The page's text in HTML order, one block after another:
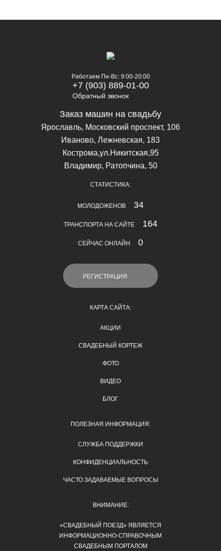
Работаем Пн-Вс: 9:00-20:00
+7 (903) 889-01-00
Обратный звонок
Заказ машин на свадьбу
Ярославль, Московский проспект, 106
Иваново, Лежневская, 183
Кострома,ул.Никитская,95
Владимир, Ратопчина, 50
СТАТИСТИКА:
МОЛОДОЖЕНОВ 34
ТРАНСПОРТА НА САЙТЕ 164
СЕЙЧАС ОНЛАЙН 0
РЕГИСТРАЦИЯ
КАРТА САЙТА:
АКЦИИ
СВАДЕБНЫЙ КОРТЕЖ
ФОТО
ВИДЕО
БЛОГ
ПОЛЕЗНАЯ ИНФОРМАЦИЯ:
СЛУЖБА ПОДДЕРЖКИ
КОНФИДЕНЦИАЛЬНОСТЬ
ЧАСТО ЗАДАВАЕМЫЕ ВОПРОСЫ
ВНИМАНИЕ:
«СВАДЕБНЫЙ ПОЕЗД» ЯВЛЯЕТСЯ
ИНФОРМАЦИОННО-СПРАВОЧНЫМ
СВАДЕБНЫМ ПОРТАЛОМ